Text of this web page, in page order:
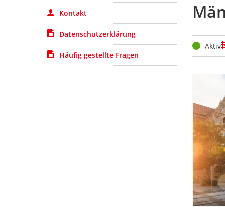
StatusAktiv
Kontakt
Datenschutzerklärung
Häufig gestellte Fragen